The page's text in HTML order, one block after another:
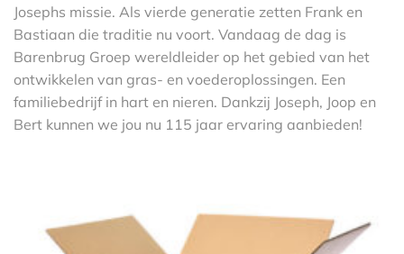
Josephs missie. Als vierde generatie zetten Frank en
Bastiaan die traditie nu voort. Vandaag de dag is
Barenbrug Groep wereldleider op het gebied van het
ontwikkelen van gras- en voederoplossingen. Een
familiebedrijf in hart en nieren. Dankzij Joseph, Joop en
Bert kunnen we jou nu 115 jaar ervaring aanbieden!